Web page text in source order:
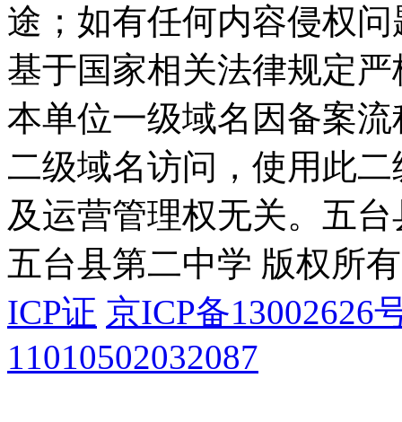
途；如有任何内容侵权
基于国家相关法律规定
本单位一级域名因备案
二级域名访问，使用此
及运营管理权无关。 五
五台县第二中学 版权所有
ICP证 京ICP备13002626
11010502032087